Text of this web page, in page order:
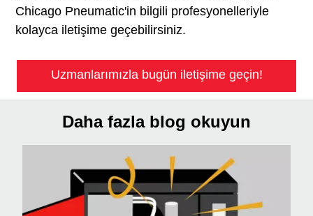
Chicago Pneumatic'in bilgili profesyonelleriyle
kolayca iletişime geçebilirsiniz.
Uzmanlarımızla bugün iletişime geçin!
Daha fazla blog okuyun